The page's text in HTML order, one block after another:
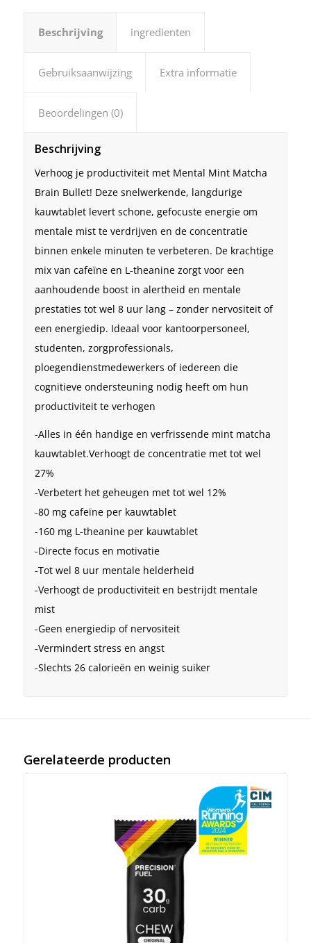
Beschrijving ingredienten
Gebruiksaanwijzing Extra informatie
Beoordelingen (0)
Beschrijving
Verhoog je productiviteit met Mental Mint Matcha
Brain Bullet! Deze snelwerkende, langdurige
kauwtablet levert schone, gefocuste energie om
mentale mist te verdrijven en de concentratie
binnen enkele minuten te verbeteren. De krachtige
mix van cafeïne en L-theanine zorgt voor een
aanhoudende boost in alertheid en mentale
prestaties tot wel 8 uur lang – zonder nervositeit of
een energiedip. Ideaal voor kantoorpersoneel,
studenten, zorgprofessionals,
ploegendienstmedewerkers of iedereen die
cognitieve ondersteuning nodig heeft om hun
productiviteit te verhogen
-Alles in één handige en verfrissende mint matcha
kauwtablet.Verhoogt de concentratie met tot wel
27%
-Verbetert het geheugen met tot wel 12%
-80 mg cafeïne per kauwtablet
-160 mg L-theanine per kauwtablet
-Directe focus en motivatie
-Tot wel 8 uur mentale helderheid
-Verhoogt de productiviteit en bestrijdt mentale
mist
-Geen energiedip of nervositeit
-Vermindert stress en angst
-Slechts 26 calorieën en weinig suiker
Gerelateerde producten